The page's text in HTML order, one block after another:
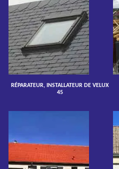
RÉPARATEUR, INSTALLATEUR DE VELUX
45